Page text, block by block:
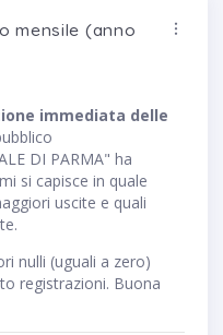
mensile (anno
immediata delle
DI PARMA" ha
si capisce in quale
uscite e quali
nulli (uguali a zero)
registrazioni. Buona